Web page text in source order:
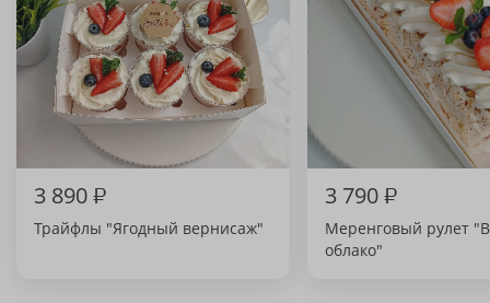
3 890₽
Трайфлы "Ягодный вернисаж"
3 790₽
Меренговый рулет
облако"